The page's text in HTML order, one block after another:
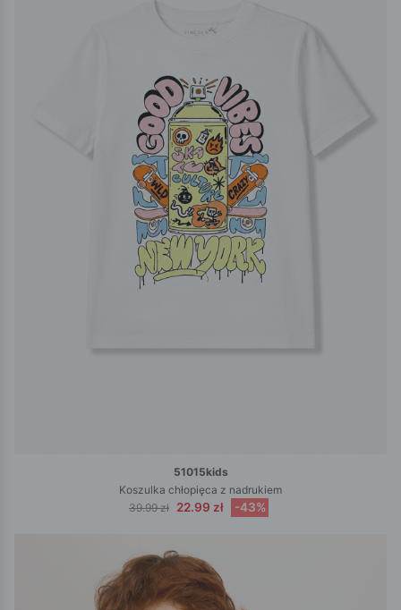
51015kids
Koszulka chłopięca z nadrukiem
39.99 zł 22.99 zł -43%